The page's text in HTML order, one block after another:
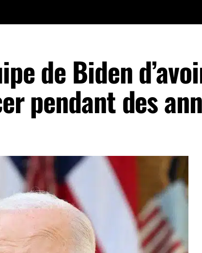
de Biden
pendant des